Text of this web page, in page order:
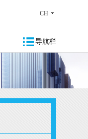
导航栏
CH